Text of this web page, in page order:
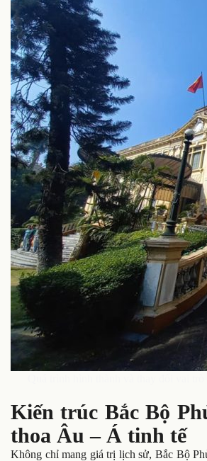
Kiến trúc Bắc Bộ
thoa Âu – Á tinh tế
Không chỉ mang giá trị lịch sử, Bắc Bộ